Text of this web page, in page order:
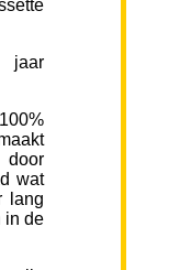
wat
lang
in de